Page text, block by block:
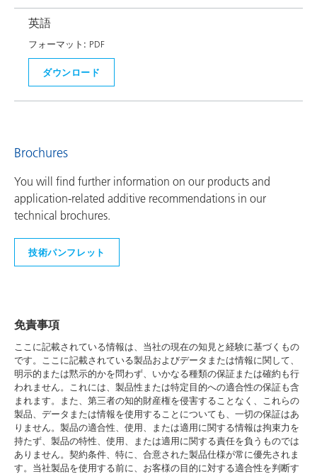
英語
フォーマット: PDF
ダウンロード
Brochures
You will find further information on our products and
application-related additive recommendations in our
technical brochures.
技術パンフレット
免責事項
ここに記載されている情報は、当社の現在の知見と経験に基づくもの
です。ここに記載されている製品およびデータまたは情報に関して、
明示的または黙示的かを問わず、いかなる種類の保証または確約も行
われません。これには、製品性または特定目的への適合性の保証も含
まれます。また、第三者の知的財産権を侵害することなく、これらの
製品、データまたは情報を使用することについても、一切の保証はあ
りません。製品の適合性、使用、または適用に関する情報は拘束力を
持たず、製品の特性、使用、または適用に関する責任を負うものでは
ありません。契約条件、特に、合意された製品仕様が常に優先されま
す。当社製品を使用する前に、お客様の目的に対する適合性を判断す